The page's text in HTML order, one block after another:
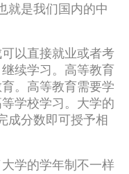
就是我们国内的中
以直接就业或者考
续学习。高等教育
。高等教育需要学
学校学习。大学的
成分数即可授予相
学的学年制不一样